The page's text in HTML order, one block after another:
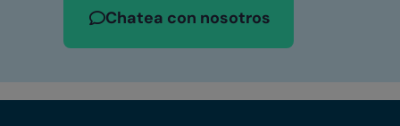
Chatea con nosotros